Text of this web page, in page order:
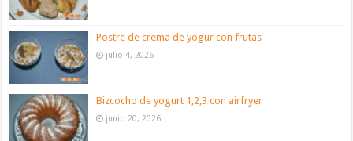
Postre de crema de yogur con frutas
julio 4, 2026
Bizcocho de yogurt 1,2,3 con airfryer
junio 20, 2026